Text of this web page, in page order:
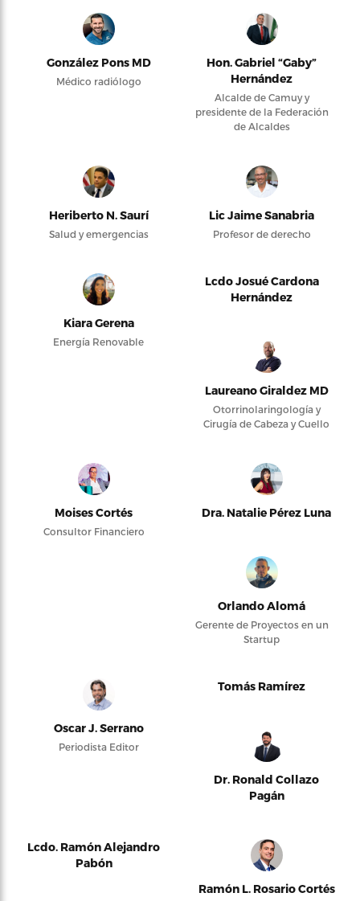
González Pons MD
Médico radiólogo
Hon. Gabriel “Gaby”
Hernández
Alcalde de Camuy y
presidente de la Federación
de Alcaldes
Heriberto N. Saurí
Salud y emergencias
Lic Jaime Sanabria
Profesor de derecho
Kiara Gerena
Energía Renovable
Lcdo Josué Cardona
Hernández
Laureano Giraldez MD
Otorrinolaringología y
Cirugía de Cabeza y Cuello
Moises Cortés
Consultor Financiero
Dra. Natalie Pérez Luna
Orlando Alomá
Gerente de Proyectos en un
Startup
Oscar J. Serrano
Periodista Editor
Tomás Ramírez
Dr. Ronald Collazo
Pagán
Lcdo. Ramón Alejandro
Pabón
Ramón L. Rosario Cortés